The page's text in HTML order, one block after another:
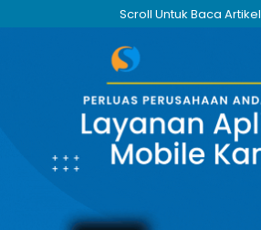
Scroll Untuk Baca Artikel